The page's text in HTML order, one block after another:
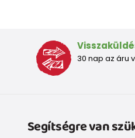
30 nap az áru
Segítségre van